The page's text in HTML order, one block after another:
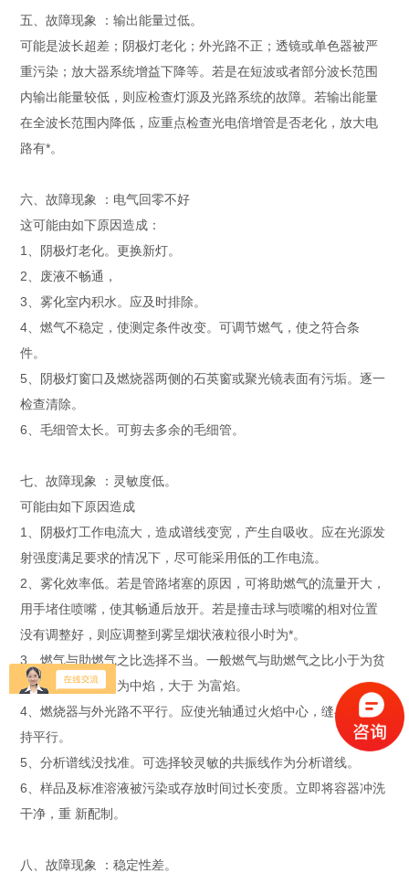
五、故障现象 ：输出能量过低。
可能是波长超差；阴极灯老化；外光路不正；透镜或单色器被严
重污染；放大器系统增益下降等。若是在短波或者部分波长范围
内输出能量较低，则应检查灯源及光路系统的故障。若输出能量
在全波长范围内降低，应重点检查光电倍增管是否老化，放大电
路有*。
六、故障现象 ：电气回零不好
这可能由如下原因造成：
1、阴极灯老化。更换新灯。
2、废液不畅通，
3、雾化室内积水。应及时排除。
4、燃气不稳定，使测定条件改变。可调节燃气，使之符合条
件。
5、阴极灯窗口及燃烧器两侧的石英窗或聚光镜表面有污垢。逐一
检查清除。
6、毛细管太长。可剪去多余的毛细管。
七、故障现象 ：灵敏度低。
可能由如下原因造成
1、阴极灯工作电流大，造成谱线变宽，产生自吸收。应在光源发
射强度满足要求的情况下，尽可能采用低的工作电流。
2、雾化效率低。若是管路堵塞的原因，可将助燃气的流量开大，
用手堵住喷嘴，使其畅通后放开。若是撞击球与喷嘴的相对位置
没有调整好，则应调整到雾呈烟状液粒很小时为*。
3、燃气与助燃气之比选择不当。一般燃气与助燃气之比小于为贫
焰，介于 和 之间为中焰，大于 为富焰。
4、燃烧器与外光路不平行。应使光轴通过火焰中心，缝与光轴保
持平行。
5、分析谱线没找准。可选择较灵敏的共振线作为分析谱线。
6、样品及标准溶液被污染或存放时间过长变质。立即将容器冲洗
干净，重 新配制。
八、故障现象 ：稳定性差。